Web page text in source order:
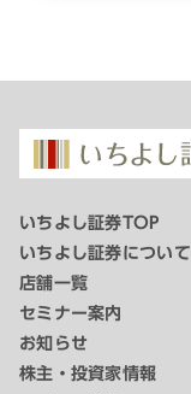
いちよし証券TOP
いちよし証券について
店舗一覧
セミナー案内
お知らせ
株主・投資家情報